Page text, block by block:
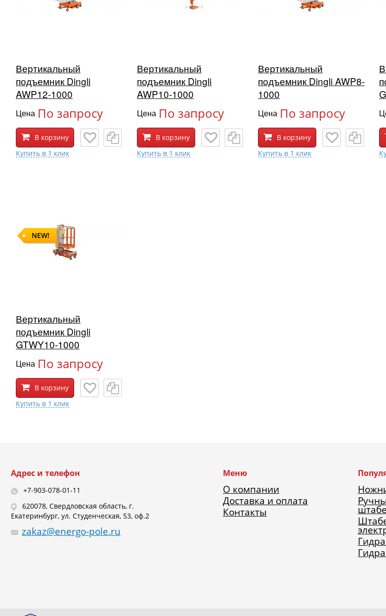
Вертикальный
подъемник Dingli
AWP12-1000
Цена По запросу
В корзину
Вертикальный
подъемник Dingli
AWP10-1000
Цена По запросу
В корзину
Вертикальный
подъемник Dingli AWP8-
1000
Цена По запросу
В корзину
NEW!
Вертикальный
подъемник Dingli
GTWY10-1000
Цена По запросу
В корзину
Адрес и телефон
+7-903-078-01-11
620078, Свердловская область, г.
Екатеринбург, ул. Студенческая, 53, оф.2
zakaz@energo-pole.ru
Меню
О компании
Доставка и оплата
Контакты